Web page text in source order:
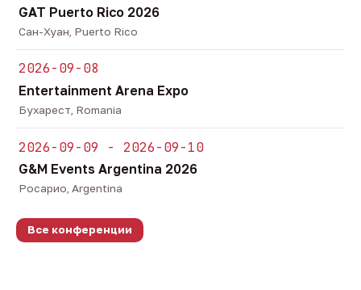
GAT Puerto Rico 2026
Сан-Хуан, Puerto Rico
2026-09-08
Entertainment Arena Expo
Бухарест, Romania
2026-09-09 - 2026-09-10
G&M Events Argentina 2026
Росарио, Argentina
Все конференции